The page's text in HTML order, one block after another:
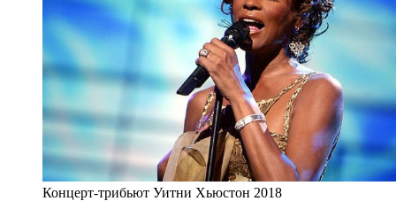
Концерт-трибьют Уитни Хьюстон 2018